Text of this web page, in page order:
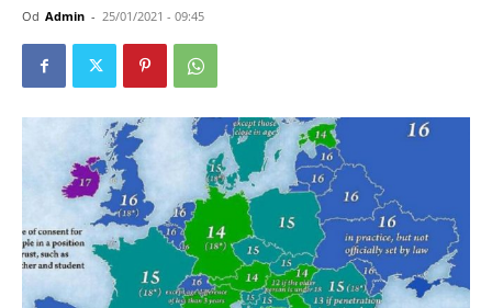
Od Admin - 25/01/2021 - 09:45